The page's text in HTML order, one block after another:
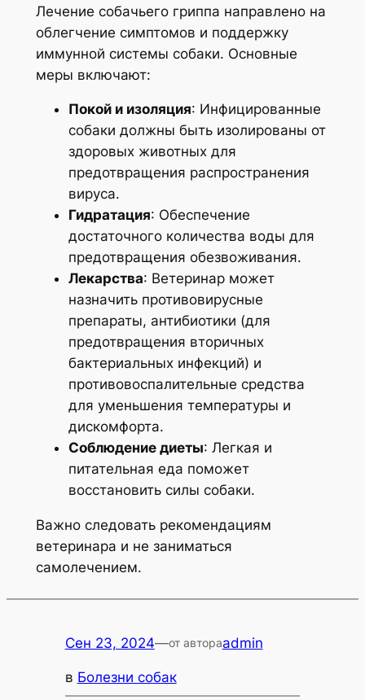
Лечение собачьего гриппа направлено на
облегчение симптомов и поддержку
иммунной системы собаки. Основные
меры включают:
Покой и изоляция: Инфицированные
собаки должны быть изолированы от
здоровых животных для
предотвращения распространения
вируса.
Гидратация: Обеспечение
достаточного количества воды для
предотвращения обезвоживания.
Лекарства: Ветеринар может
назначить противовирусные
препараты, антибиотики (для
предотвращения вторичных
бактериальных инфекций) и
противовоспалительные средства
для уменьшения температуры и
дискомфорта.
Соблюдение диеты: Легкая и
питательная еда поможет
восстановить силы собаки.
Важно следовать рекомендациям
ветеринара и не заниматься
самолечением.
Сен 23, 2024—от автораadmin
в Болезни собак